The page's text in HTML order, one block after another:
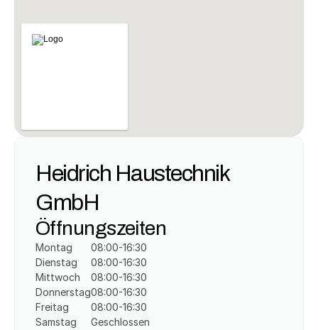
Heidrich Haustechnik
GmbH
Öffnungszeiten
Montag
Dienstag
Mittwoch
Donnerstag
Freitag
Samstag
08:00-16:30
08:00-16:30
08:00-16:30
08:00-16:30
08:00-16:30
Geschlossen